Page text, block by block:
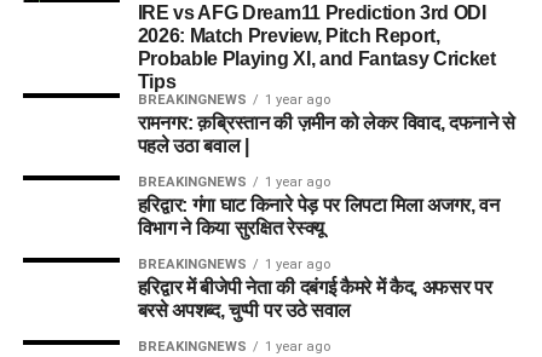
IRE vs AFG Dream11 Prediction 3rd ODI
2026: Match Preview, Pitch Report,
Probable Playing XI, and Fantasy Cricket
Tips
BREAKINGNEWS 1 year ago
रामनगर: क़ब्रिस्तान की ज़मीन को लेकर विवाद, दफनाने से
पहले उठा बवाल |
BREAKINGNEWS 1 year ago
हरिद्वार: गंगा घाट किनारे पेड़ पर लिपटा मिला अजगर, वन
विभाग ने किया सुरक्षित रेस्क्यू
BREAKINGNEWS 1 year ago
हरिद्वार में बीजेपी नेता की दबंगई कैमरे में कैद, अफसर पर
बरसे अपशब्द, चुप्पी पर उठे सवाल
BREAKINGNEWS 1 year ago